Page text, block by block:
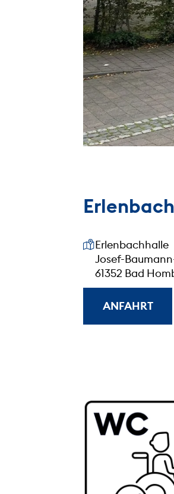
Unsere Anschrift
Erlenbachhalle
Josef-
61352 Bad
ANFAHRT